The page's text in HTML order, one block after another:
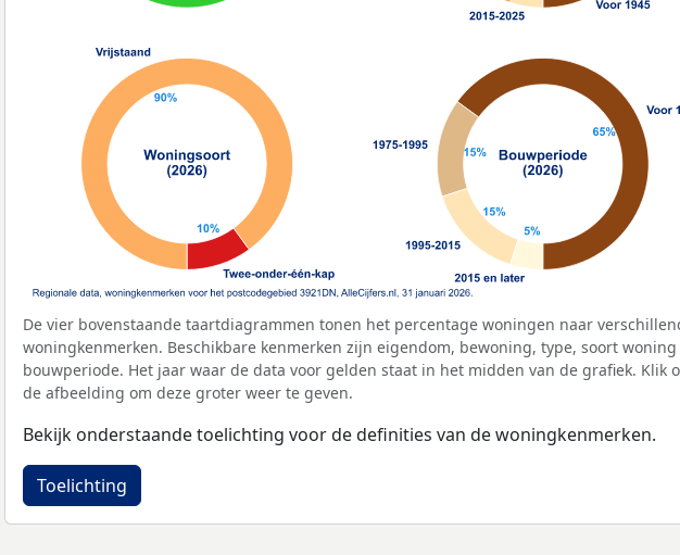
De vier bovenstaande taartdiagrammen tonen het percentage woningen naar
woningkenmerken. Beschikbare kenmerken zijn eigendom, bewoning, type, soort woning
bouwperiode. Het jaar waar de data voor gelden staat in het midden van de grafiek. Klik
de afbeelding om deze groter weer te geven.
Bekijk onderstaande toelichting voor de definities van de woningkenmerken.
Toelichting